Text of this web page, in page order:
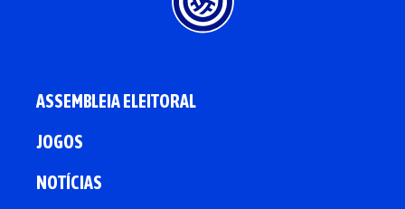
ASSEMBLEIA ELEITORAL
JOGOS
NOTÍCIAS